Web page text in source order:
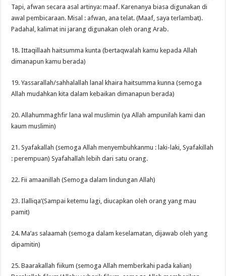
Tapi, afwan secara asal artinya: maaf. Karenanya biasa digunakan di
awal pembicaraan. Misal : afwan, ana telat. (Maaf, saya terlambat).
Padahal, kalimat ini jarang digunakan oleh orang Arab.
18. Ittaqillaah haitsumma kunta (bertaqwalah kamu kepada Allah
dimanapun kamu berada)
19. Yassarallah/sahhalallah lanal khaira haitsumma kunna (semoga
Allah mudahkan kita dalam kebaikan dimanapun berada)
20. Allahummaghfir lana wal muslimin (ya Allah ampunilah kami dan
kaum muslimin)
21. Syafakallah (semoga Allah menyembuhkanmu : laki-laki, Syafakillah
: perempuan) Syafahallah lebih dari satu orang.
22. Fii amaanillah (Semoga dalam lindungan Allah)
23. Ilalliqa’(Sampai ketemu lagi, diucapkan oleh orang yang mau
pamit)
24. Ma’as salaamah (semoga dalam keselamatan, dijawab oleh yang
dipamitin)
25. Baarakallah fiikum (semoga Allah memberkahi pada kalian)